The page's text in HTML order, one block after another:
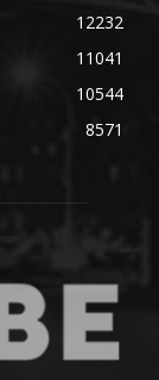
12232
11041
10544
8571